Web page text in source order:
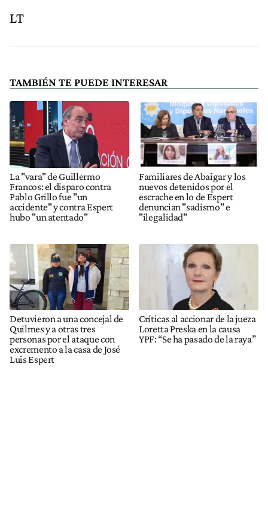
LT
TAMBIÉN TE PUEDE INTERESAR
La "vara" de Guillermo
Francos: el disparo contra
Pablo Grillo fue "un
accidente" y contra Espert
hubo "un atentado"
Familiares de Abaigar y los
nuevos detenidos por el
escrache en lo de Espert
denuncian "sadismo" e
"ilegalidad"
Detuvieron a una concejal de
Quilmes y a otras tres
personas por el ataque con
excremento a la casa de José
Luis Espert
Críticas al accionar de la jueza
Loretta Preska en la causa
YPF: “Se ha pasado de la raya”